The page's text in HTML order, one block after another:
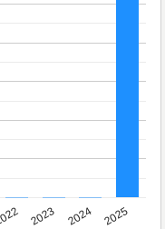
2023 2024 2025